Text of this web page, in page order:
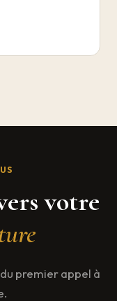
votre
premier appel à